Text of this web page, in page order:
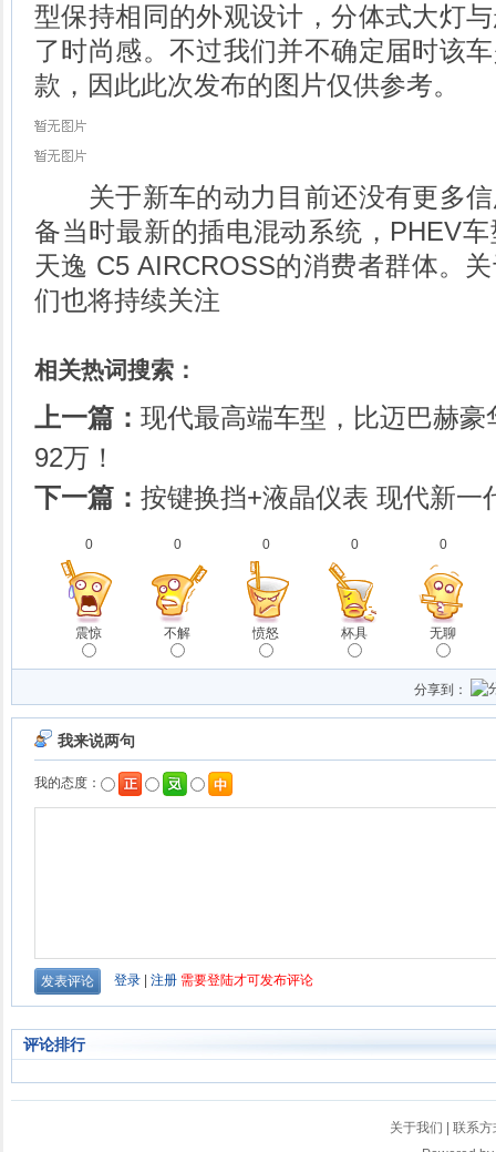
型保持相同的外观设计，分体式大灯
了时尚感。不过我们并不确定届时该
款，因此此次发布的图片仅供参考。
关于新车的动力目前还没有更多信
备当时最新的插电混动系统，PHEV
天逸 C5 AIRCROSS的消费者群体。
们也将持续关注
相关热词搜索：
上一篇： 现代最高端车型，比迈巴赫
92万！
下一篇： 按键换挡+液晶仪表 现代新一
0
震惊
0
不解
0
愤怒
0
杯具
0
无聊
分享到：
评论排行
关于我们
联系方